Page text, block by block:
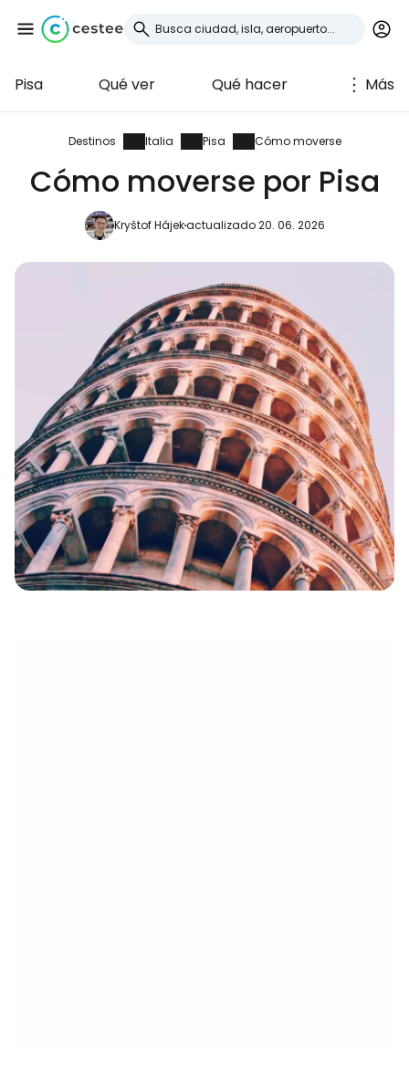
Pisa Qué ver Qué hacer Más
Destinos Italia Pisa Cómo moverse
Cómo moverse por Pisa
Kryštof Hájekactualizado 20. 06. 2026
Iniciar sesión en
Cestee
... la comunidad mundial de viajeros
Continuar con Facebook
Continuar con Email